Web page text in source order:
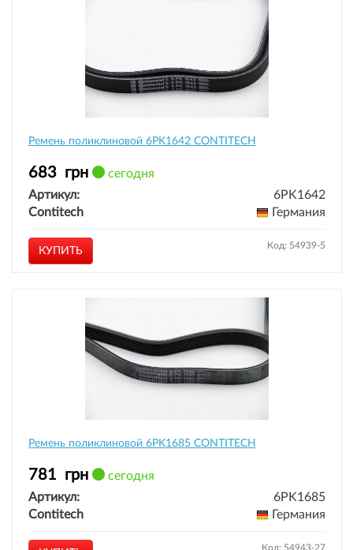
Ремень поликлиновой 6PK1642 CONTITECH
683 грн
сегодня
Артикул:
6PK1642
Contitech
Германия
КУПИТЬ Код: 54939-5
Ремень поликлиновой 6PK1685 CONTITECH
781 грн
сегодня
Артикул:
6PK1685
Contitech
Германия
Код: 54943-27